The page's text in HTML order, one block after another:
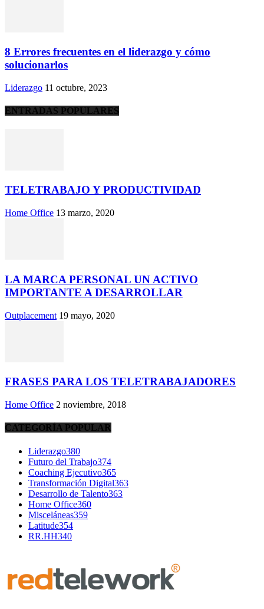
8 Errores frecuentes en el liderazgo y cómo
solucionarlos
Liderazgo 11 octubre, 2023
ENTRADAS POPULARES
TELETRABAJO Y PRODUCTIVIDAD
Home Office 13 marzo, 2020
LA MARCA PERSONAL UN ACTIVO
IMPORTANTE A DESARROLLAR
Outplacement 19 mayo, 2020
FRASES PARA LOS TELETRABAJADORES
Home Office 2 noviembre, 2018
CATEGORÍA POPULAR
Liderazgo380
Futuro del Trabajo374
Coaching Ejecutivo365
Transformación Digital363
Desarrollo de Talento363
Home Office360
Misceláneas359
Latitude354
RR.HH340